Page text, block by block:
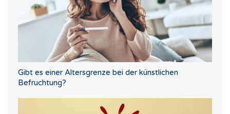
Gibt es einer Altersgrenze bei der künstlichen
Befruchtung?